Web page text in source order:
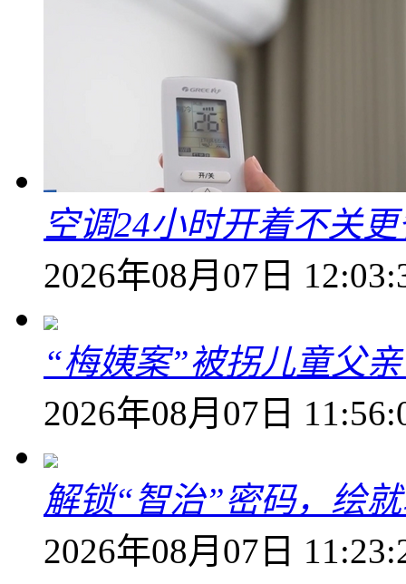
空调24小时开着不关
2026年08月07日
“梅姨案”被拐儿童父
2026年08月07日
解锁“智治”密码，绘
2026年08月07日